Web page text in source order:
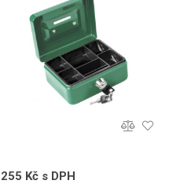
255 Kč s DPH